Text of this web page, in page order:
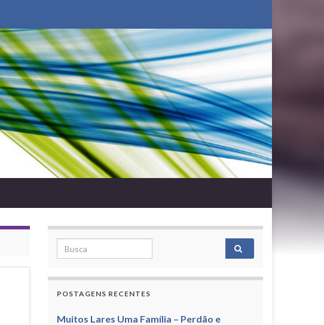
Search for:
POSTAGENS RECENTES
Muitos Lares Uma Família – Perdão e